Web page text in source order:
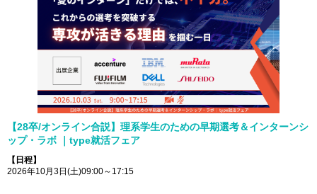
【28卒/オンライン合説】理系学生のための早期選考＆インターンシ
ップ・ラボ ｜type就活フェア
【日程】
2026年10月3日(土)09:00～17:15